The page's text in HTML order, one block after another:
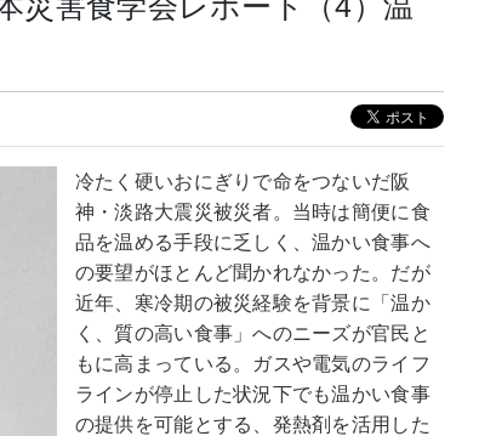
冷たく硬いおにぎりで命をつないだ阪
神・淡路大震災被災者。当時は簡便に食
品を温める手段に乏しく、温かい食事へ
の要望がほとんど聞かれなかった。だが
近年、寒冷期の被災経験を背景に「温か
く、質の高い食事」へのニーズが官民と
もに高まっている。ガスや電気のライフ
ラインが停止した状況下でも温かい食事
の提供を可能とする、発熱剤を活用した